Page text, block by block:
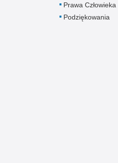
Prawa Człowieka
Podziękowania